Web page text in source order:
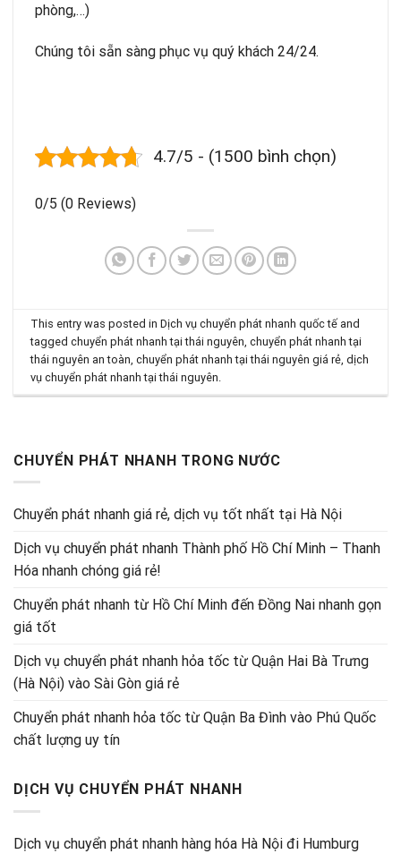
phòng,…)
Chúng tôi sẵn sàng phục vụ quý khách 24/24.
4.7/5 - (1500 bình chọn)
0/5 (0 Reviews)
This entry was posted inDịch vụ chuyển phát nhanh quốc tế and
taggedchuyển phát nhanh tại thái nguyên,chuyển phát nhanh tại
thái nguyên an toàn,chuyển phát nhanh tại thái nguyên giá rẻ,dịch
vụ chuyển phát nhanh tại thái nguyên.
CHUYỂN PHÁT NHANH TRONG NƯỚC
Chuyển phát nhanh giá rẻ, dịch vụ tốt nhất tại Hà Nội
Dịch vụ chuyển phát nhanh Thành phố Hồ Chí Minh – Thanh
Hóa nhanh chóng giá rẻ!
Chuyển phát nhanh từ Hồ Chí Minh đến Đồng Nai nhanh gọn
giá tốt
Dịch vụ chuyển phát nhanh hỏa tốc từ Quận Hai Bà Trưng
(Hà Nội) vào Sài Gòn giá rẻ
Chuyển phát nhanh hỏa tốc từ Quận Ba Đình vào Phú Quốc
chất lượng uy tín
DỊCH VỤ CHUYỂN PHÁT NHANH
Dịch vụ chuyển phát nhanh hàng hóa Hà Nội đi Humburg